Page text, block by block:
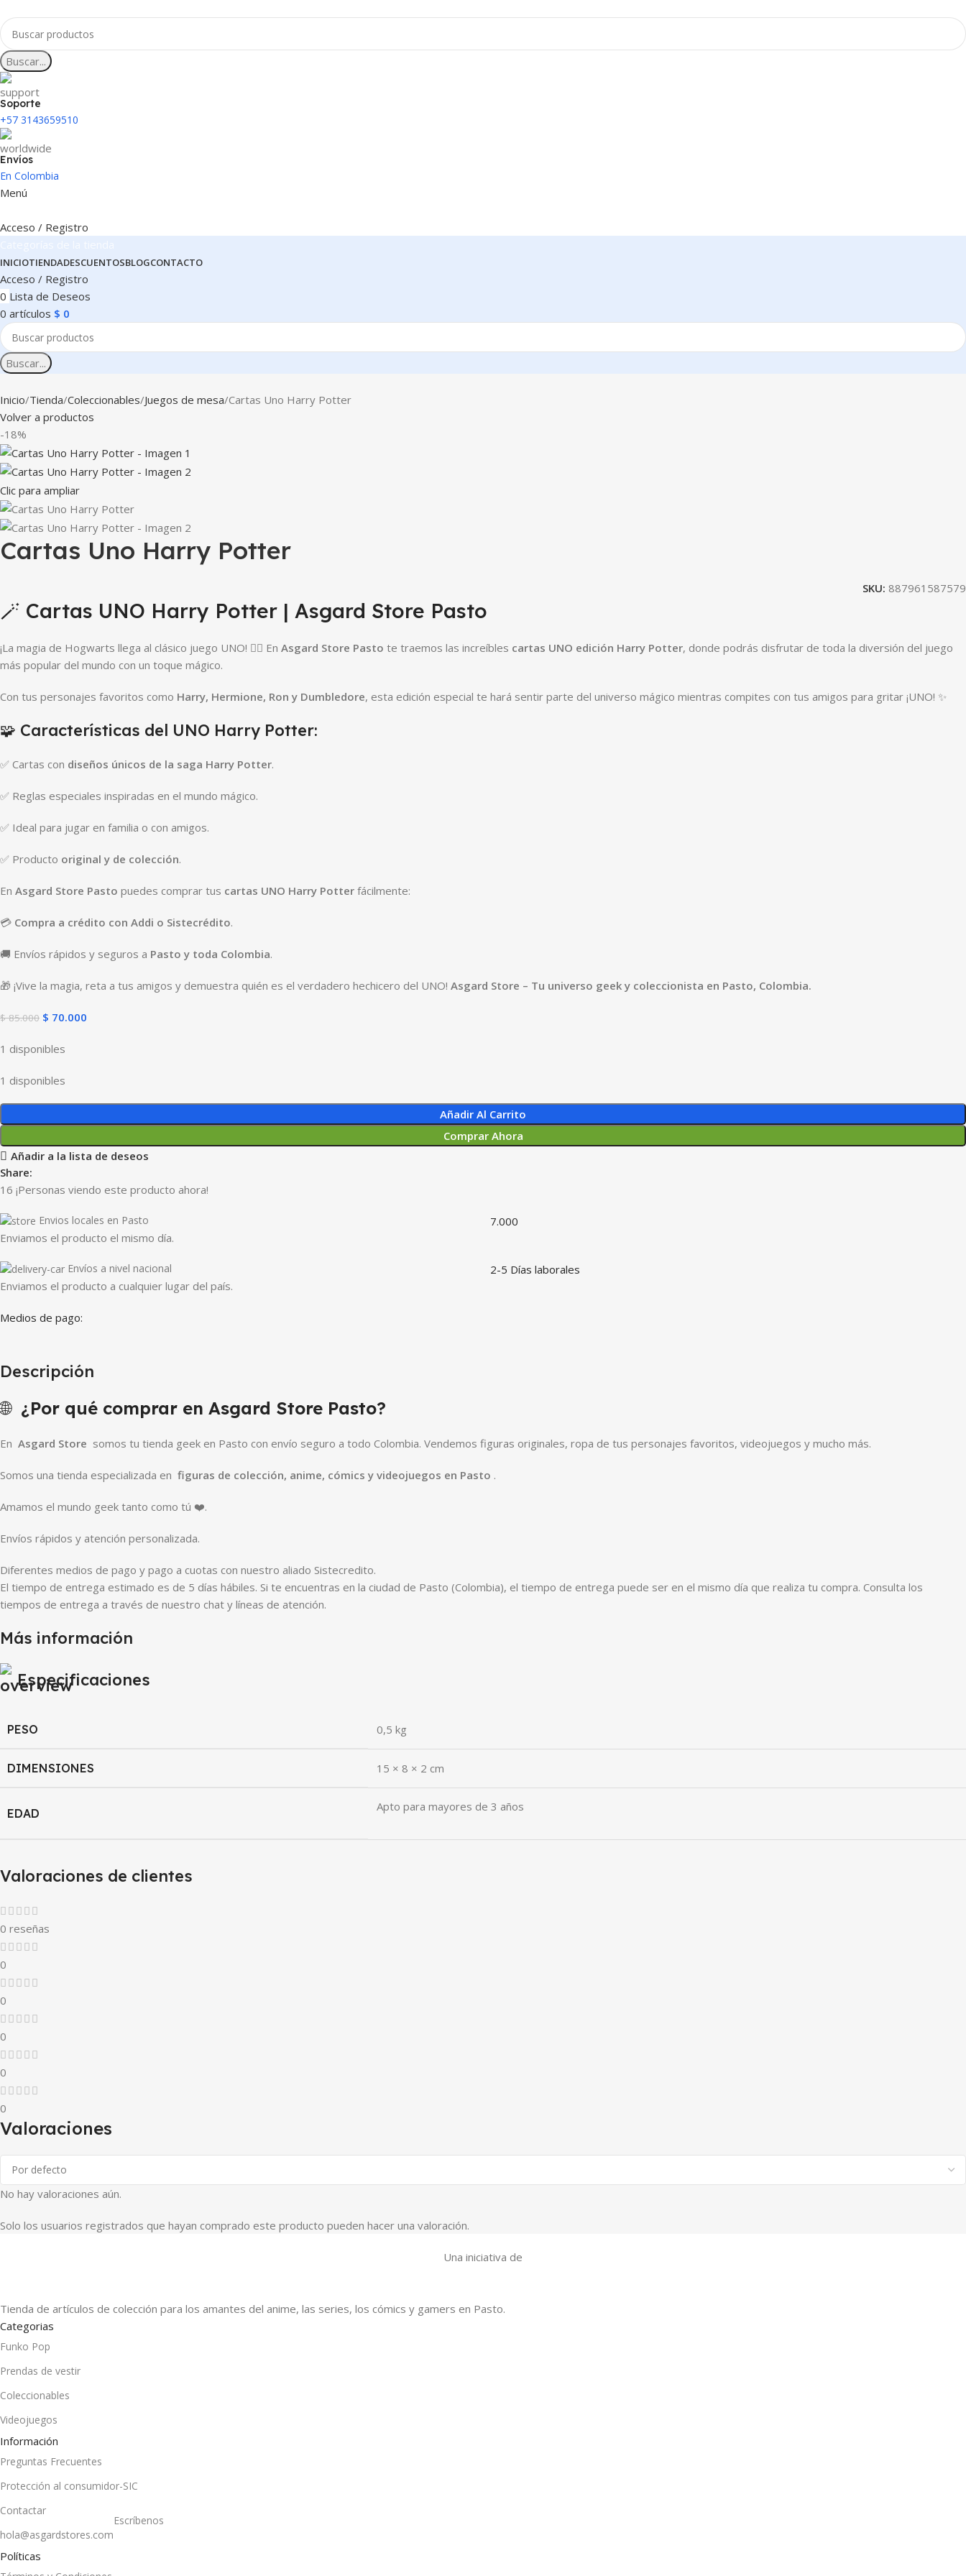
Buscar...
Soporte
+57 3143659510
Envíos
En Colombia
Menú
Acceso / Registro
INICIOTIENDADESCUENTOSBLOGCONTACTO
Acceso / Registro
0 Lista de Deseos
0 artículos $ 0
Buscar...
Inicio Tienda Coleccionables Juegos de mesa Cartas Uno Harry Potter
Volver a productos
-18%
Clic para ampliar
Cartas Uno Harry Potter
SKU: 887961587579
🪄 Cartas UNO Harry Potter | Asgard Store Pasto
¡La magia de Hogwarts llega al clásico juego UNO! 🧙‍♂️ En Asgard Store Pasto te traemos las increíbles cartas UNO edición Harry Potter, donde podrás disfrutar de toda la diversión del juego
más popular del mundo con un toque mágico.
Con tus personajes favoritos como Harry, Hermione, Ron y Dumbledore, esta edición especial te hará sentir parte del universo mágico mientras compites con tus amigos para gritar ¡UNO! ✨
🧩 Características del UNO Harry Potter:
✅ Cartas con diseños únicos de la saga Harry Potter.
✅ Reglas especiales inspiradas en el mundo mágico.
✅ Ideal para jugar en familia o con amigos.
✅ Producto original y de colección.
En Asgard Store Pasto puedes comprar tus cartas UNO Harry Potter fácilmente:
💳 Compra a crédito con Addi o Sistecrédito.
🚚 Envíos rápidos y seguros a Pasto y toda Colombia.
🎁 ¡Vive la magia, reta a tus amigos y demuestra quién es el verdadero hechicero del UNO! Asgard Store – Tu universo geek y coleccionista en Pasto, Colombia.
$85.000 $ 70.000
1 disponibles
1 disponibles
Añadir Al Carrito
Comprar Ahora
Añadir a la lista de deseos
Share:
16 ¡Personas viendo este producto ahora!
Envios locales en Pasto
Enviamos el producto el mismo día.
7.000
Envíos a nivel nacional
Enviamos el producto a cualquier lugar del país.
2-5 Días laborales
Medios de pago:
Descripción
🌐 ¿Por qué comprar en Asgard Store Pasto?
En Asgard Store somos tu tienda geek en Pasto con envío seguro a todo Colombia. Vendemos figuras originales, ropa de tus personajes favoritos, videojuegos y mucho más.
Somos una tienda especializada en figuras de colección, anime, cómics y videojuegos en Pasto .
Amamos el mundo geek tanto como tú ❤️.
Envíos rápidos y atención personalizada.
Diferentes medios de pago y pago a cuotas con nuestro aliado Sistecredito.
El tiempo de entrega estimado es de 5 días hábiles. Si te encuentras en la ciudad de Pasto (Colombia), el tiempo de entrega puede ser en el mismo día que realiza tu compra. Consulta los
tiempos de entrega a través de nuestro chat y líneas de atención.
Más información
Especificaciones
PESO 0,5 kg
DIMENSIONES 15 × 8 × 2 cm
EDAD Apto para mayores de 3 años
Valoraciones de clientes
0 reseñas
0
0
0
0
0
Valoraciones
No hay valoraciones aún.
Solo los usuarios registrados que hayan comprado este producto pueden hacer una valoración.
Una iniciativa de
Tienda de artículos de colección para los amantes del anime, las series, los cómics y gamers en Pasto.
Categorias
Funko Pop
Prendas de vestir
Coleccionables
Videojuegos
Información
Preguntas Frecuentes
Protección al consumidor-SIC
Contactar
hola@asgardstores.com
Escríbenos
Políticas